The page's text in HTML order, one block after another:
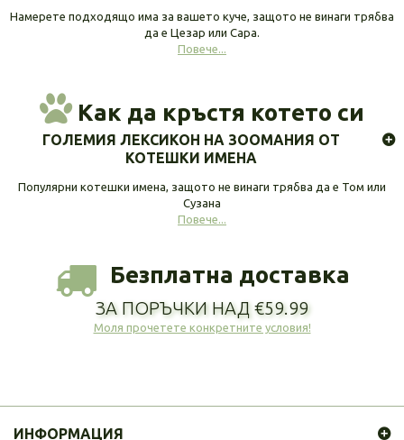
Намерете подходящо има за вашето куче, защото не винаги трябва
да е Цезар или Сара.
Повече...
Как да кръстя котето си
ГОЛЕМИЯ ЛЕКСИКОН НА ЗООМАНИЯ ОТ
КОТЕШКИ ИМЕНА
Популярни котешки имена, защото не винаги трябва да е Том или
Сузана
Повече...
Безплатна доставка
ЗА ПОРЪЧКИ НАД €59.99
Моля прочетете конкретните условия!
ИНФОРМАЦИЯ